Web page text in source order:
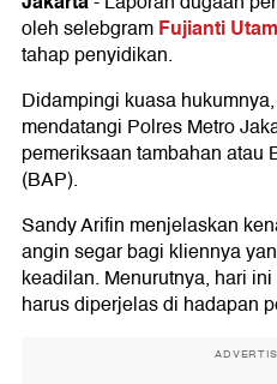
oleh selebgramFujianti
tahap penyidikan.
Didampingi kuasa
mendatangi Polres Metro
pemeriksaan tambahan atau
(BAP).
Sandy Arifin menjelaskan
angin segar bagi kliennya
keadilan. Menurutnya, hari
harus diperjelas di hadapan